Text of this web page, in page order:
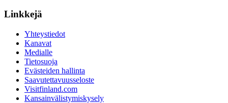
Linkkejä
Yhteystiedot
Kanavat
Medialle
Tietosuoja
Evästeiden hallinta
Saavutettavuusseloste
Visitfinland.com
Kansainvälistymiskysely